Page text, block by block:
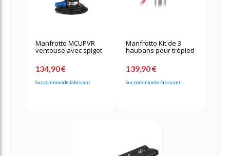
Manfrotto MCUPVR
ventouse avec spigot
134,90 €
Sur commande fabricant
Manfrotto Kit de 3
haubans pour trépied
139,90 €
Sur commande fabricant